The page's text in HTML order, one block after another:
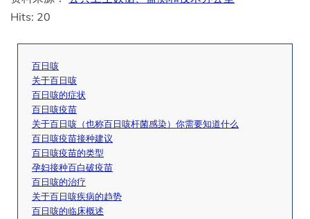
Hits: 20
百日咳
关于百日咳
百日咳的症状
百日咳疫苗
关于百日咳（也称百日咳杆菌感染）你需要知道什么
百日咳疫苗接种建议
百日咳疫苗的类型
孕妇接种百白破疫苗
百日咳的治疗
关于百日咳疾病的趋势
百日咳的临床概述